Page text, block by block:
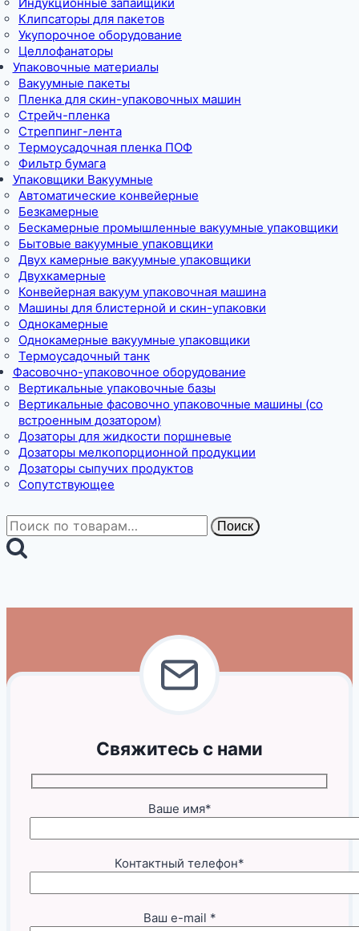
Клипсаторы для пакетов
Укупорочное оборудование
Целлофанаторы
Упаковочные материалы
Вакуумные пакеты
Пленка для скин-упаковочных машин
Стрейч-пленка
Стреппинг-лента
Термоусадочная пленка ПОФ
Фильтр бумага
Упаковщики Вакуумные
Автоматические конвейерные
Безкамерные
Бескамерные промышленные вакуумные упаковщики
Бытовые вакуумные упаковщики
Двух камерные вакуумные упаковщики
Двухкамерные
Конвейерная вакуум упаковочная машина
Машины для блистерной и скин-упаковки
Однокамерные
Однокамерные вакуумные упаковщики
Термоусадочный танк
Фасовочно-упаковочное оборудование
Вертикальные упаковочные базы
Вертикальные фасовочно упаковочные машины (со
встроенным дозатором)
Дозаторы для жидкости поршневые
Дозаторы мелкопорционной продукции
Дозаторы сыпучих продуктов
Сопутствующее
Искать: Поиск
Свяжитесь с нами
Ваше имя*
Контактный телефон*
Ваш e-mail *